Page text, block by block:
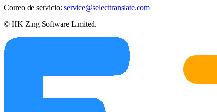
Correo de servicio: service@selecttranslate.com
© HK Zing Software Limited.